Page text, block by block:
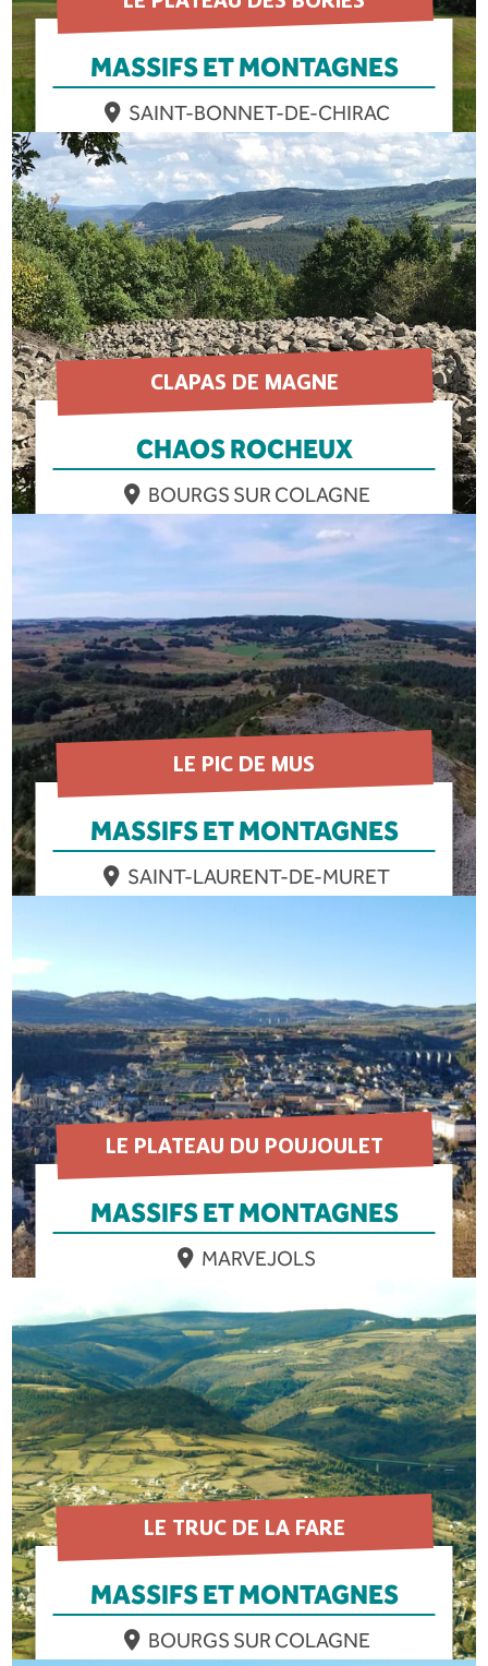
MASSIFS ET MONTAGNES
SAINT-BONNET-DE-CHIRAC
EN SAVOIR PLUS
CLAPAS DE MAGNE
CHAOS ROCHEUX
BOURGS SUR COLAGNE
EN SAVOIR PLUS
LE PIC DE MUS
MASSIFS ET MONTAGNES
SAINT-LAURENT-DE-MURET
LE PLATEAU DU POUJOULET
MASSIFS ET MONTAGNES
MARVEJOLS
EN SAVOIR PLUS
LE TRUC DE LA FARE
MASSIFS ET MONTAGNES
BOURGS SUR COLAGNE